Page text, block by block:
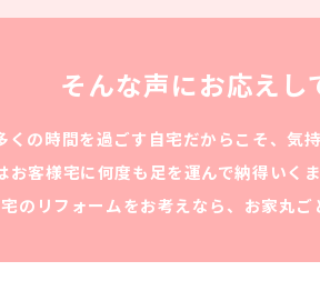
そんな声にお応えし
くの時間を過ごす自宅だからこそ、気
お客様宅に何度も足を運んで納得いく
のリフォームをお考えなら、お家丸ご